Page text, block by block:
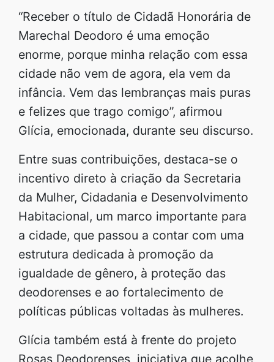
“Receber o título de Cidadã Honorária de
Marechal Deodoro é uma emoção
enorme, porque minha relação com essa
cidade não vem de agora, ela vem da
infância. Vem das lembranças mais puras
e felizes que trago comigo”, afirmou
Glícia, emocionada, durante seu discurso.
Entre suas contribuições, destaca-se o
incentivo direto à criação da Secretaria
da Mulher, Cidadania e Desenvolvimento
Habitacional, um marco importante para
a cidade, que passou a contar com uma
estrutura dedicada à promoção da
igualdade de gênero, à proteção das
deodorenses e ao fortalecimento de
políticas públicas voltadas às mulheres.
Glícia também está à frente do projeto
Rosas Deodorenses, iniciativa que acolhe